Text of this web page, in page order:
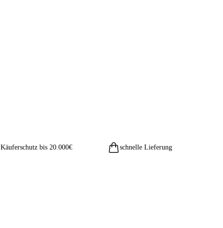
Käuferschutz bis 20.000€ schnelle Lieferung